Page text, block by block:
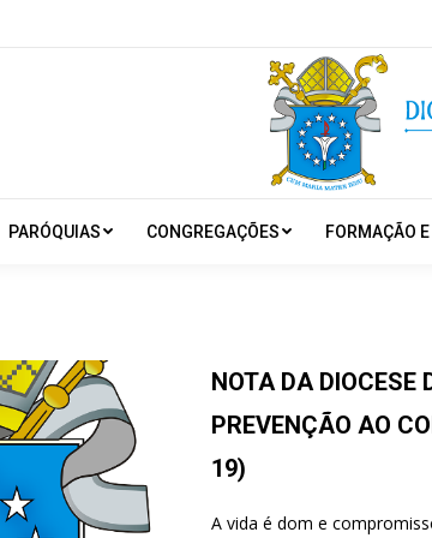
PARÓQUIAS CONGREGAÇÕES FORMAÇÃO
NOTA DA DIOCESE
PREVENÇÃO AO
19)
A vida é dom e